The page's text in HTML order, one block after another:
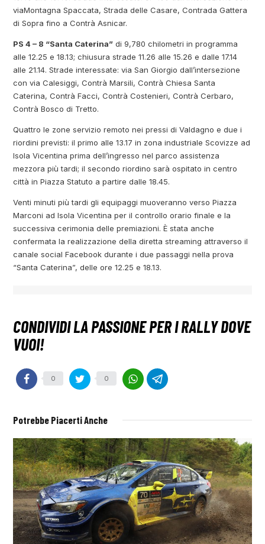
viaMontagna Spaccata, Strada delle Casare, Contrada Gattera
di Sopra fino a Contrà Asnicar.
PS 4 – 8 “Santa Caterina” di 9,780 chilometri in programma
alle 12.25 e 18.13; chiusura strade 11.26 alle 15.26 e dalle 17.14
alle 21.14. Strade interessate: via San Giorgio dall’intersezione
con via Calesiggi, Contrà Marsili, Contrà Chiesa Santa
Caterina, Contrà Facci, Contrà Costenieri, Contrà Cerbaro,
Contrà Bosco di Tretto.
Quattro le zone servizio remoto nei pressi di Valdagno e due i
riordini previsti: il primo alle 13.17 in zona industriale Scovizze ad
Isola Vicentina prima dell’ingresso nel parco assistenza
mezzora più tardi; il secondo riordino sarà ospitato in centro
città in Piazza Statuto a partire dalle 18.45.
Venti minuti più tardi gli equipaggi muoveranno verso Piazza
Marconi ad Isola Vicentina per il controllo orario finale e la
successiva cerimonia delle premiazioni. È stata anche
confermata la realizzazione della diretta streaming attraverso il
canale social Facebook durante i due passaggi nella prova
“Santa Caterina”, delle ore 12.25 e 18.13.
0 0
Potrebbe Piacerti Anche